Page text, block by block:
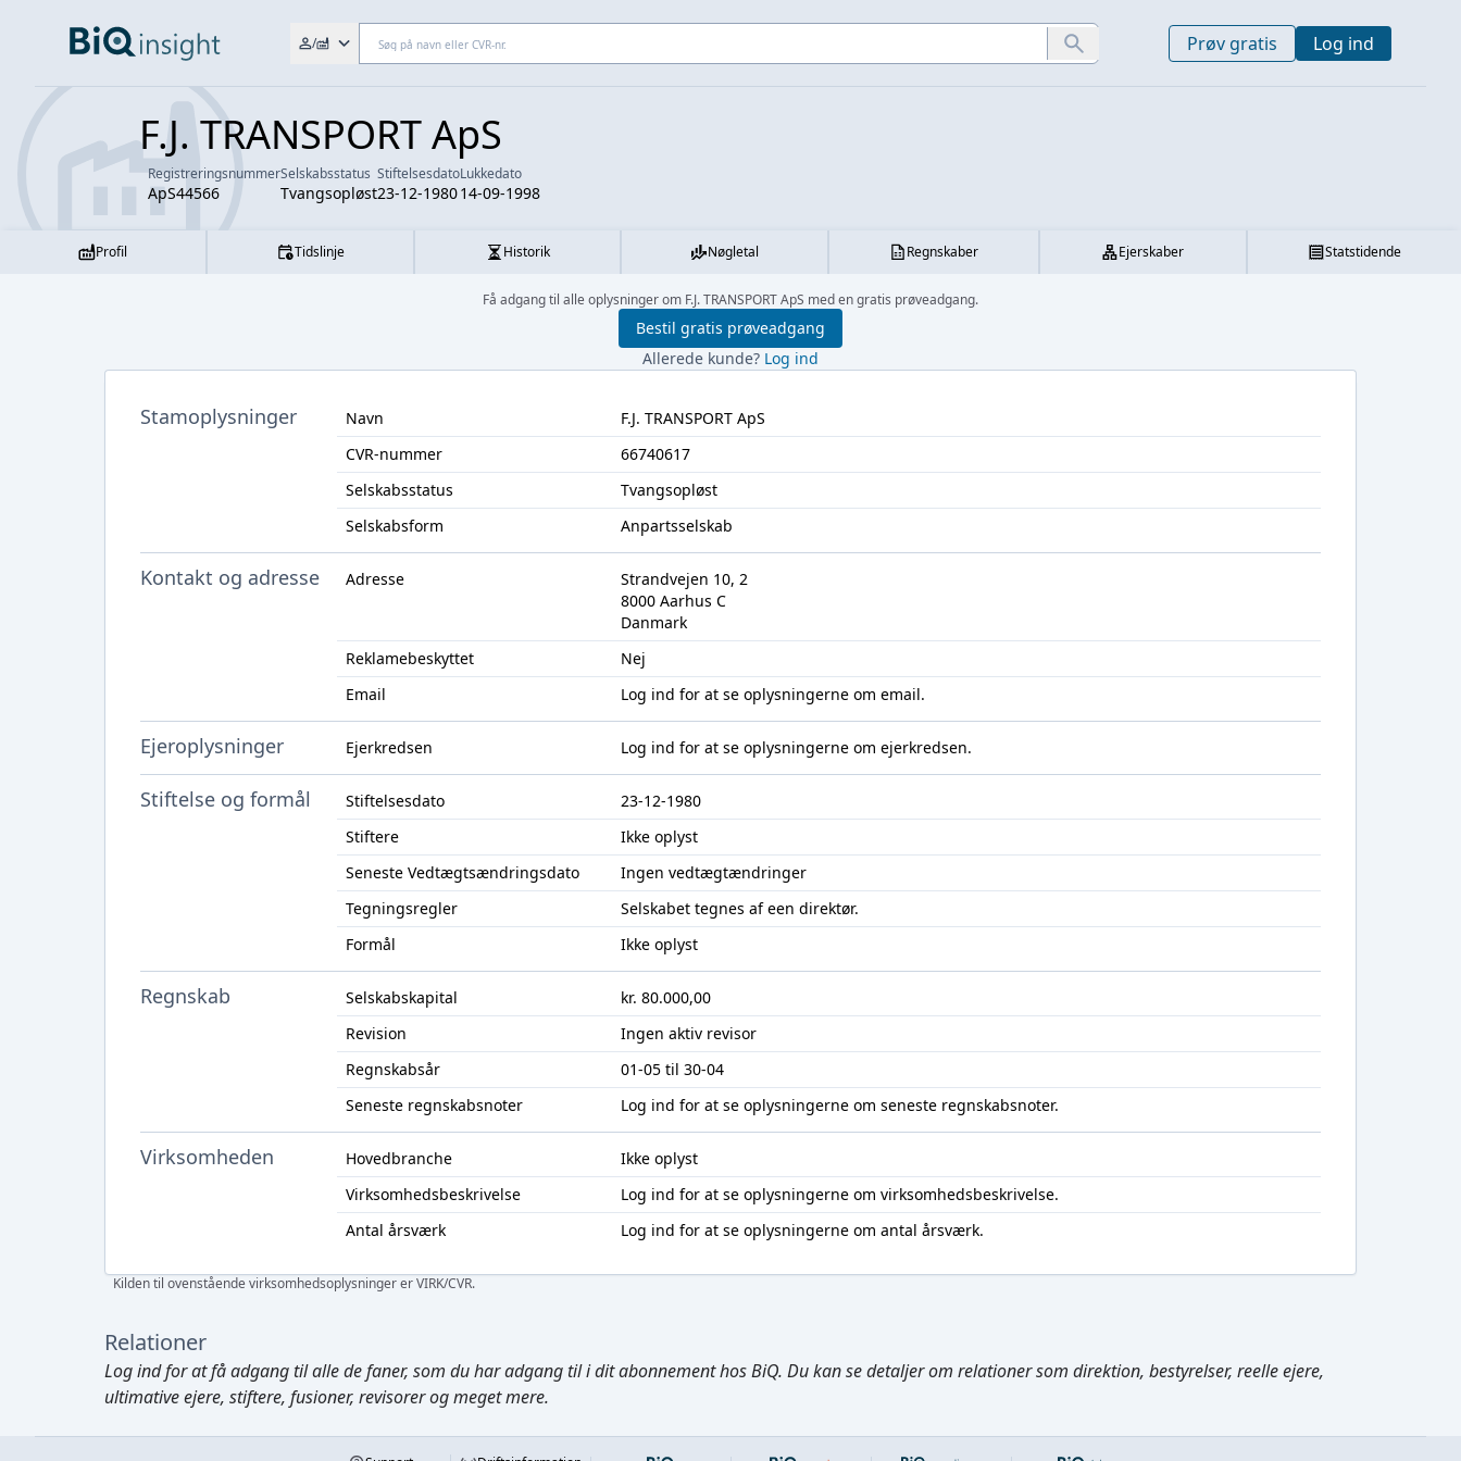
/ Prøv gratis Log ind
F.J. TRANSPORT ApS
Registreringsnummer
ApS44566
Selskabsstatus
Tvangsopløst
Stiftelsesdato
23-12-1980
Lukkedato
14-09-1998
Profil Tidslinje Historik Nøgletal Regnskaber Ejerskaber Statstidende
Få adgang til alle oplysninger om F.J. TRANSPORT ApS med en gratis prøveadgang.
Bestil gratis prøveadgang
Allerede kunde? Log ind
Stamoplysninger Navn
F.J. TRANSPORT ApS
CVR-nummer
66740617
Selskabsstatus
Tvangsopløst
Selskabsform
Anpartsselskab
Kontakt og adresse Adresse
Strandvejen 10, 2
8000 Aarhus C
Danmark
Reklamebeskyttet
Nej
Email
Log ind for at se oplysningerne om email.
Ejeroplysninger Ejerkredsen Log ind for at se oplysningerne om ejerkredsen.
Stiftelse og formål Stiftelsesdato
23-12-1980
Stiftere
Ikke oplyst
Seneste Vedtægtsændringsdato
Ingen vedtægtændringer
Tegningsregler
Selskabet tegnes af een direktør.
Formål
Ikke oplyst
Regnskab Selskabskapital
kr. 80.000,00
Revision
Ingen aktiv revisor
Regnskabsår
01-05 til 30-04
Seneste regnskabsnoter
Log ind for at se oplysningerne om seneste regnskabsnoter.
Virksomheden Hovedbranche
Ikke oplyst
Virksomhedsbeskrivelse
Log ind for at se oplysningerne om virksomhedsbeskrivelse.
Antal årsværk
Log ind for at se oplysningerne om antal årsværk.
Kilden til ovenstående virksomhedsoplysninger er VIRK/CVR.
Relationer
Log indfor at få adgang til alle de faner, som du har adgang til i dit abonnement hos BiQ. Du kan se detaljer om relationer som direktion, bestyrelser, reelle ejere,
ultimative ejere, stiftere, fusioner, revisorer og meget mere.